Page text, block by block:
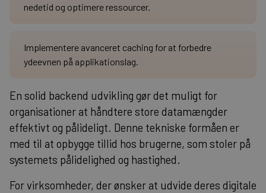
nedetid og optimere ressourcer.
Implementere avanceret caching for at forbedre
ydeevnen på applikationslag.
En solid backend udvikling gør det muligt for
organisationer at håndtere store datamængder
effektivt og pålideligt. Denne tekniske formåen er
med til at opbygge tillid hos brugerne, som stoler på
systemets pålidelighed og hastighed.
For virksomheder, der ønsker at udvide deres digitale